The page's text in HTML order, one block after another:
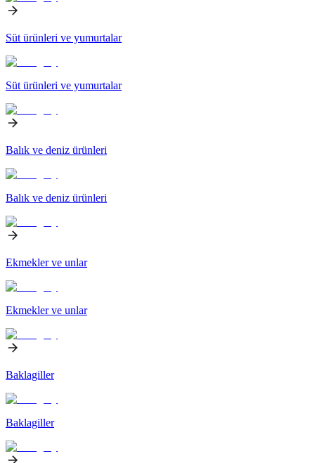
Süt ürünleri ve yumurtalar
Süt ürünleri ve yumurtalar
Balık ve deniz ürünleri
Balık ve deniz ürünleri
Ekmekler ve unlar
Ekmekler ve unlar
Baklagiller
Baklagiller